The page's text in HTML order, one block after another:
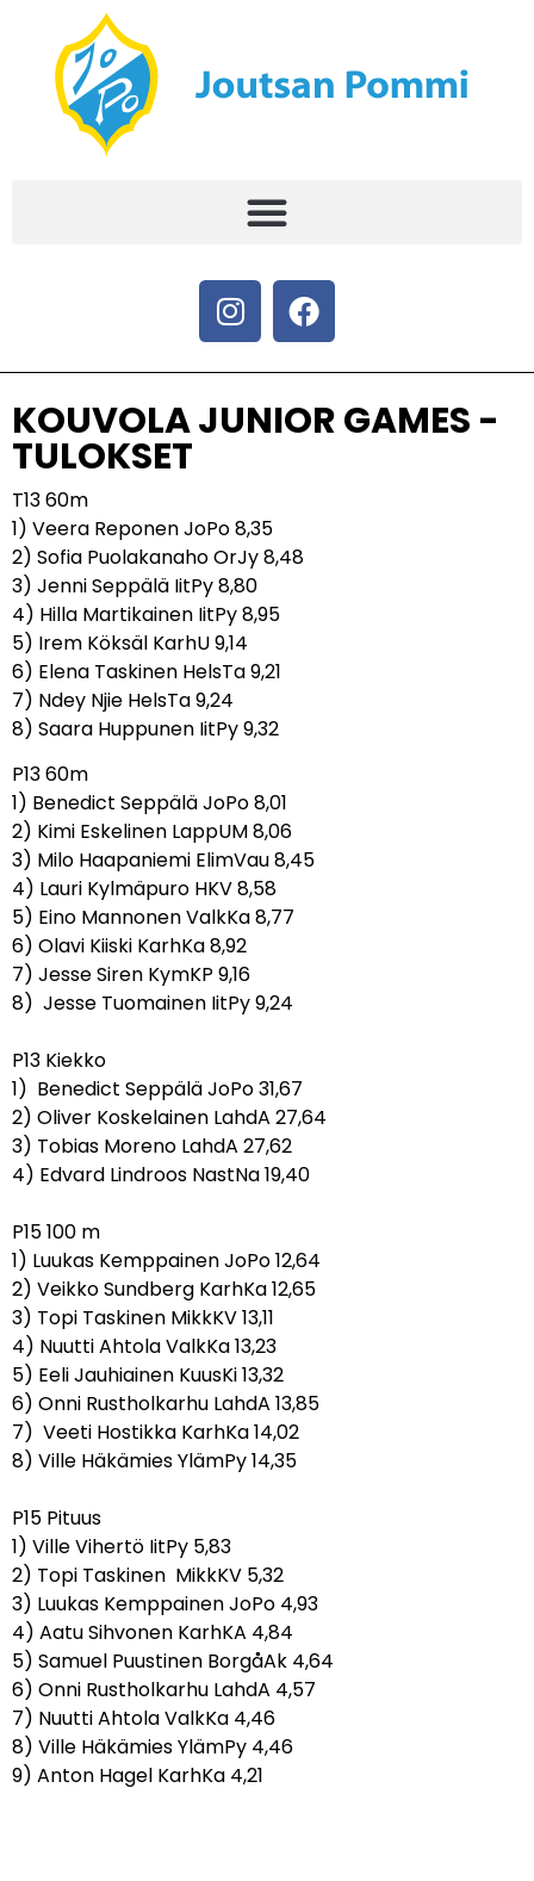
KOUVOLA JUNIOR GAMES -
TULOKSET
T13 60m
1) Veera Reponen JoPo 8,35
2) Sofia Puolakanaho OrJy 8,48
3) Jenni Seppälä IitPy 8,80
4) Hilla Martikainen IitPy 8,95
5) Irem Köksäl KarhU 9,14
6) Elena Taskinen HelsTa 9,21
7) Ndey Njie HelsTa 9,24
8) Saara Huppunen IitPy 9,32
P13 60m
1) Benedict Seppälä JoPo 8,01
2) Kimi Eskelinen LappUM 8,06
3) Milo Haapaniemi ElimVau 8,45
4) Lauri Kylmäpuro HKV 8,58
5) Eino Mannonen ValkKa 8,77
6) Olavi Kiiski KarhKa 8,92
7) Jesse Siren KymKP 9,16
8) Jesse Tuomainen IitPy 9,24
P13 Kiekko
1) Benedict Seppälä JoPo 31,67
2) Oliver Koskelainen LahdA 27,64
3) Tobias Moreno LahdA 27,62
4) Edvard Lindroos NastNa 19,40
P15 100 m
1) Luukas Kemppainen JoPo 12,64
2) Veikko Sundberg KarhKa 12,65
3) Topi Taskinen MikkKV 13,11
4) Nuutti Ahtola ValkKa 13,23
5) Eeli Jauhiainen KuusKi 13,32
6) Onni Rustholkarhu LahdA 13,85
7) Veeti Hostikka KarhKa 14,02
8) Ville Häkämies YlämPy 14,35
P15 Pituus
1) Ville Vihertö IitPy 5,83
2) Topi Taskinen MikkKV 5,32
3) Luukas Kemppainen JoPo 4,93
4) Aatu Sihvonen KarhKA 4,84
5) Samuel Puustinen BorgåAk 4,64
6) Onni Rustholkarhu LahdA 4,57
7) Nuutti Ahtola ValkKa 4,46
8) Ville Häkämies YlämPy 4,46
9) Anton Hagel KarhKa 4,21